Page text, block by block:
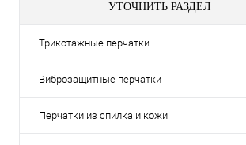
УТОЧНИТЬ РАЗДЕЛ
Трикотажные перчатки
Виброзащитные перчатки
Перчатки из спилка и кожи